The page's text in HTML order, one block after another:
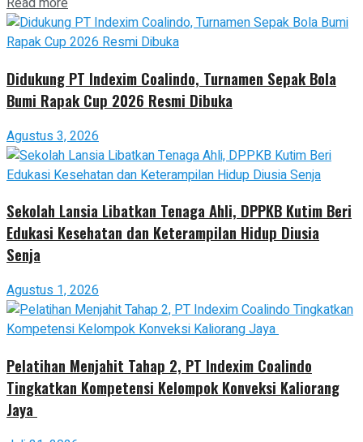
Didukung PT Indexim Coalindo, Turnamen Sepak Bola
Bumi Rapak Cup 2026 Resmi Dibuka
Agustus 3, 2026
Sekolah Lansia Libatkan Tenaga Ahli, DPPKB Kutim Beri
Edukasi Kesehatan dan Keterampilan Hidup Diusia
Senja
Agustus 1, 2026
Pelatihan Menjahit Tahap 2, PT Indexim Coalindo
Tingkatkan Kompetensi Kelompok Konveksi Kaliorang
Jaya